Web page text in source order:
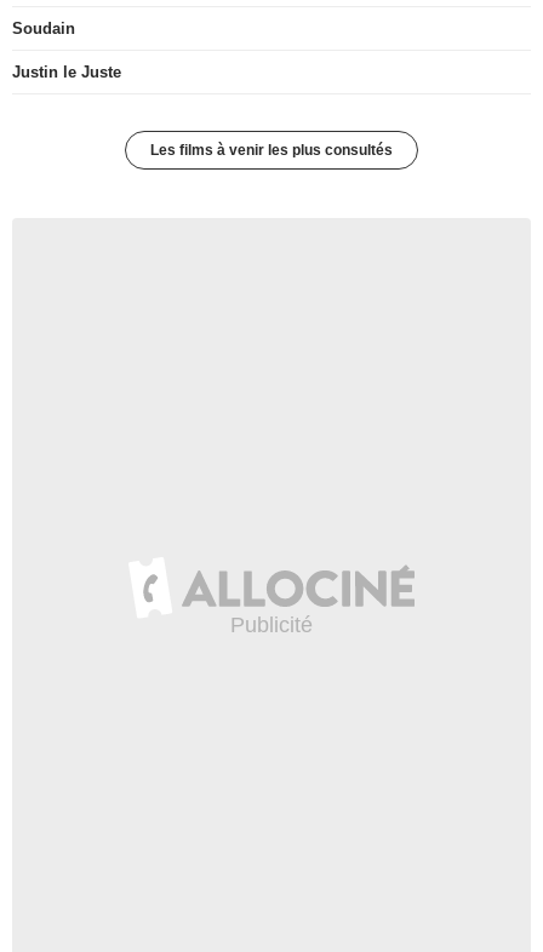
Soudain
Justin le Juste
Les films à venir les plus consultés